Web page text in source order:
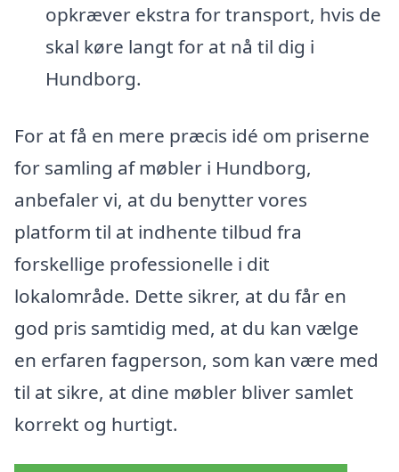
opkræver ekstra for transport, hvis de
skal køre langt for at nå til dig i
Hundborg.
For at få en mere præcis idé om priserne
for samling af møbler i Hundborg,
anbefaler vi, at du benytter vores
platform til at indhente tilbud fra
forskellige professionelle i dit
lokalområde. Dette sikrer, at du får en
god pris samtidig med, at du kan vælge
en erfaren fagperson, som kan være med
til at sikre, at dine møbler bliver samlet
korrekt og hurtigt.